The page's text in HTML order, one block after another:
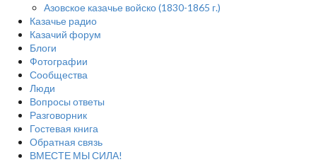
Азовское казачье войско (1830-1865 г.)
Казачье радио
Казачий форум
Блоги
Фотографии
Сообщества
Люди
Вопросы ответы
Разговорник
Гостевая книга
Обратная связь
ВМЕСТЕ МЫ СИЛА!